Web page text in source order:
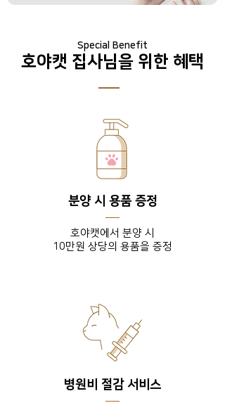
Special Benefit
호야캣 집사님을 위한 혜택
분양 시 용품 증정
호야캣에서 분양 시
10만원 상당의 용품을 증정
병원비 절감 서비스